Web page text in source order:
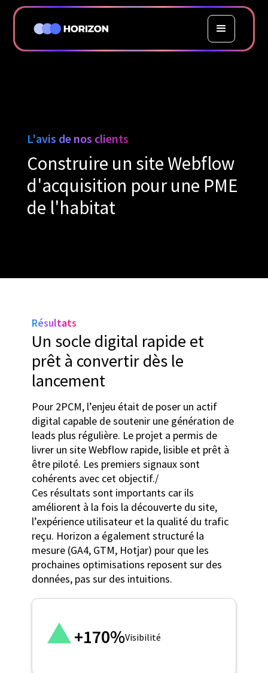
L'avis de nos clients
Construire un site Webflow
d'acquisition pour une PME
de l'habitat
Résultats
Un socle digital rapide et
prêt à convertir dès le
lancement
Pour 2PCM, l’enjeu était de poser un actif
digital capable de soutenir une génération de
leads plus régulière. Le projet a permis de
livrer un site Webflow rapide, lisible et prêt à
être piloté. Les premiers signaux sont
cohérents avec cet objectif./
Ces résultats sont importants car ils
améliorent à la fois la découverte du site,
l’expérience utilisateur et la qualité du trafic
reçu. Horizon a également structuré la
mesure (GA4, GTM, Hotjar) pour que les
prochaines optimisations reposent sur des
données, pas sur des intuitions.
+170%Visibilité